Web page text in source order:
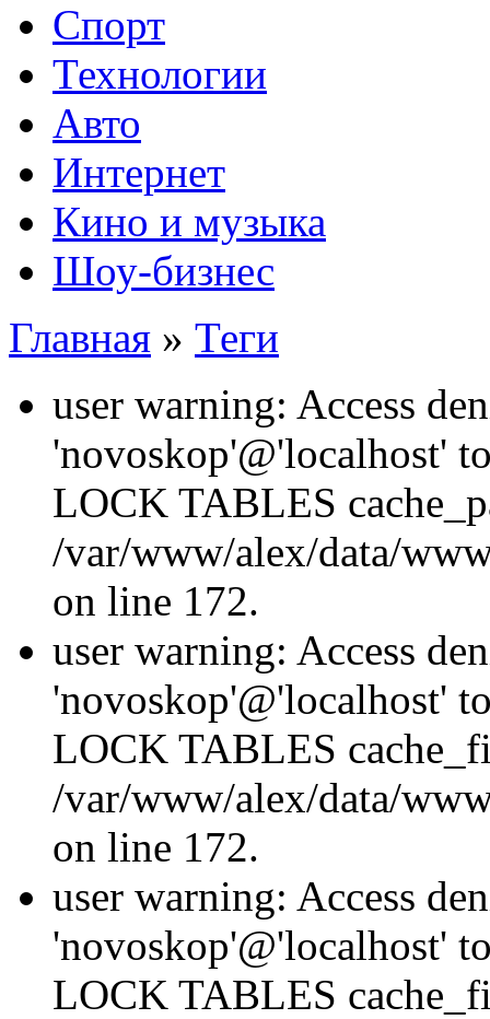
Спорт
Технологии
Авто
Интернет
Кино и музыка
Шоу-бизнес
Главная » Теги
user warning: Access
'novoskop'@'localhost'
LOCK TABLES
/var/www/alex/data/
on line 172.
user warning: Access
'novoskop'@'localhost'
LOCK TABLES
/var/www/alex/data/
on line 172.
user warning: Access
'novoskop'@'localhost'
LOCK TABLES